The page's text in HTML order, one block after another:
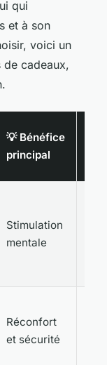
qui
et à son
voici un
cadeaux,
💡 Bénéfice
principal
Stimulation
mentale
Réconfort
et sécurité